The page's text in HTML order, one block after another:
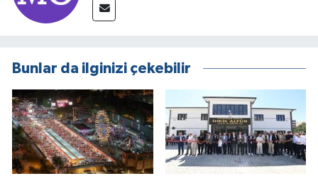
Bunlar da ilginizi çekebilir